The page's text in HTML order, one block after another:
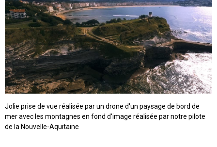
Jolie prise de vue réalisée par un drone d'un paysage de bord de
mer avec les montagnes en fond d'image réalisée par notre pilote
de la Nouvelle-Aquitaine